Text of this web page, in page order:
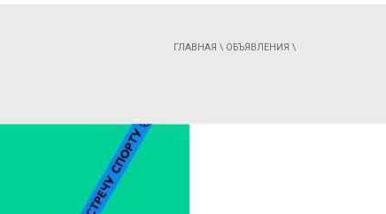
ГЛАВНАЯ \ ОБЪЯВЛЕНИЯ \